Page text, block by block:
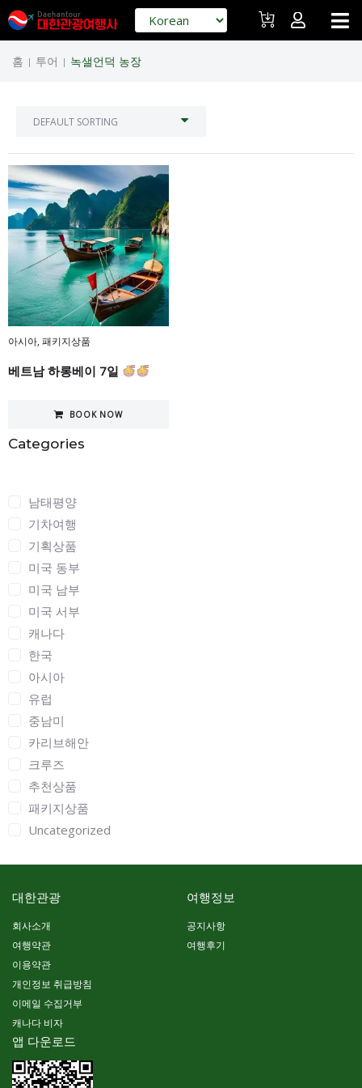
홈 | 투어 | 녹샐언덕 농장
Categories
남태평양
기차여행
기획상품
미국 동부
미국 남부
미국 서부
캐나다
한국
아시아
유럽
중남미
카리브해안
크루즈
추천상품
패키지상품
Uncategorized
아시아,패키지상품
베트남 하롱베이 7일
BOOK NOW
대한관광
회사소개
여행약관
이용약관
개인정보 취급방침
이메일 수집거부
캐나다 비자
여행정보
공지사항
여행후기
앱 다운로드